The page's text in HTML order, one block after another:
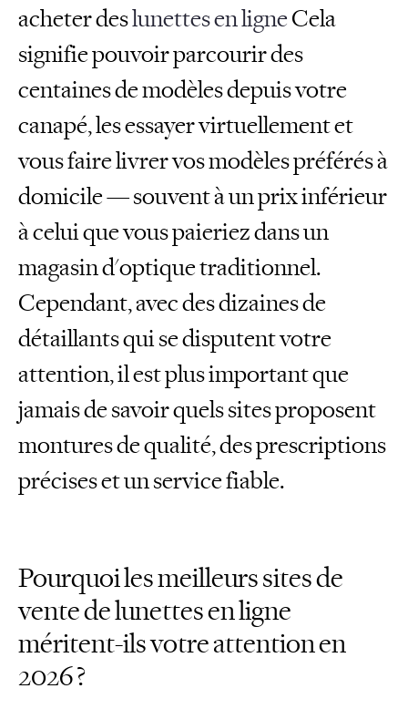
acheter deslunettes en ligneCela
signifie pouvoir parcourir des
centaines de modèles depuis votre
canapé, les essayer virtuellement et
vous faire livrer vos modèles préférés à
domicile — souvent à un prix inférieur
à celui que vous paieriez dans un
magasin d'optique traditionnel.
Cependant, avec des dizaines de
détaillants qui se disputent votre
attention, il est plus important que
jamais de savoir quels sites proposent
montures de qualité, des prescriptions
précises et un service fiable.
Pourquoi les meilleurs sites de
vente de lunettes en ligne
méritent-ils votre attention en
2026 ?